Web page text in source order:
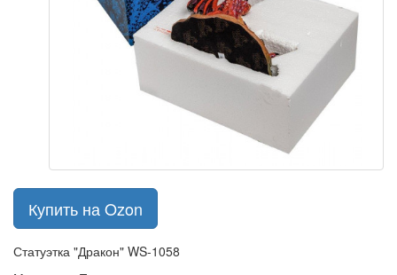
Купить на Ozon
Статуэтка "Дракон" WS-1058